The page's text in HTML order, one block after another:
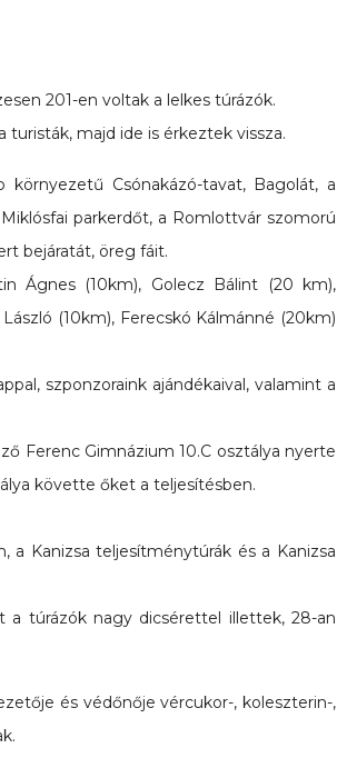
201-en voltak a lelkes túrázók.
majd ide is érkeztek vissza.
Csónakázó-tavat, Bagolát, a
parkerdőt, a Romlottvár szomorú
bejáratát, öreg fáit.
Ágnes (10km), Golecz Bálint (20 km),
(10km), Ferecskó Kálmánné (20km)
szponzoraink ajándékaival, valamint a
Ferenc Gimnázium 10.C osztálya nyerte
követte őket a teljesítésben.
a Kanizsa teljesítménytúrák és a Kanizsa
a túrázók nagy dicsérettel illettek, 28-an
és védőnője vércukor-, koleszterin-,